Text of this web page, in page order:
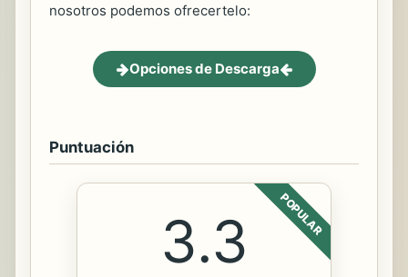
nosotros podemos ofrecertelo:
Opciones de Descarga
Puntuación
POPULAR
3.3